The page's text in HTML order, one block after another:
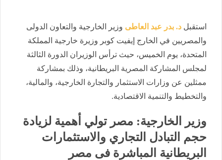
استقبل د. بدر عبد العاطى وزير الخارجية والتعاون الدولى
والمصريين في الخارج إيفيت كوبر وزيرة خارجية المملكة
المتحدة، يوم الخميس، حيث ترأس الوزيران الدورة الثالثة
لمجلس المشاركة المصرية البريطانية، وذلك بمشاركة
ممثلين عن وزارات الاستثمار والتجارة الخارجية، والمالية،
والتخطيط والتنمية الاقتصادية.
وزير الخارجية: مصر تولي أهمية لزيادة
حجم التبادل التجاري والاستثمارات
البريطانية المباشرة فى مصر